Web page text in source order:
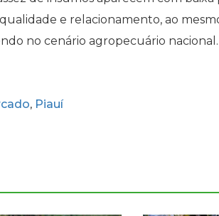
e relacionamento, ao
no cenário agropecuário nacional.
, Piauí